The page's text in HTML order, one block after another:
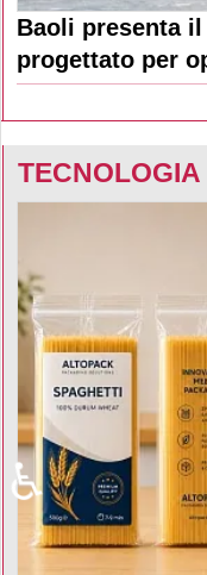
Baoli presenta
progettato per
TECNOLOGIA